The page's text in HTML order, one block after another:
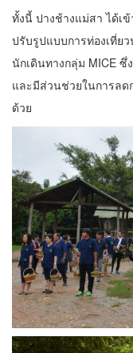
ทั้งนี้ ปางช้างแม่สา ได้เ
ปรับรูปแบบการท่องเที่ย
นักเดินทางกลุ่ม MICE ซึ่
และมีส่วนช่วยในการลด
ด้วย